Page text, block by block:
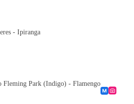
- Ipiranga
Fleming Park (Indigo) - Flamengo